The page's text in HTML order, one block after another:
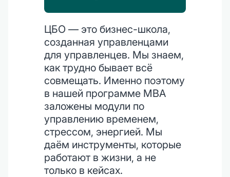
ЦБО — это бизнес-школа,
созданная управленцами
для управленцев. Мы знаем,
как трудно бывает всё
совмещать. Именно поэтому
в нашей программе MBA
заложены модули по
управлению временем,
стрессом, энергией. Мы
даём инструменты, которые
работают в жизни, а не
только в кейсах.